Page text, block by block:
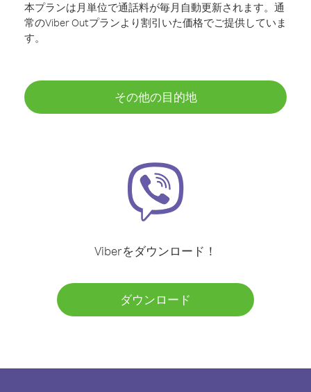
本プランは月単位で通話料が毎月自動更新されます。通
常のViber Outプランより割引いた価格でご提供していま
す。
その他の目的地
Viberをダウンロード！
ダウンロード